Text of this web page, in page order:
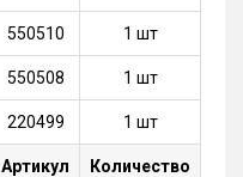
550510 1 шт
550508 1 шт
220499 1 шт
Артикул Количество